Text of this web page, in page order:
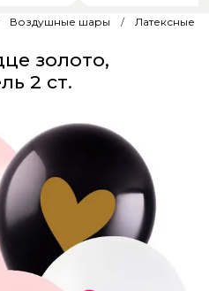
Воздушные шары Латексные
золото,
2 ст.